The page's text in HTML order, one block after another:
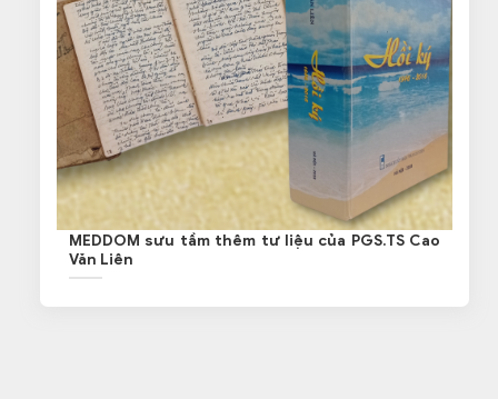
MEDDOM sưu tầm thêm tư liệu của PGS.TS Cao
Văn Liên